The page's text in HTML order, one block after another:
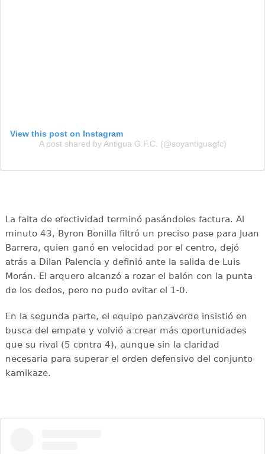
View this post on Instagram
A post shared by Antigua G.F.C. (@soyantiguagfc)
La falta de efectividad terminó pasándoles factura. Al
minuto 43, Byron Bonilla filtró un preciso pase para Juan
Barrera, quien ganó en velocidad por el centro, dejó
atrás a Dilan Palencia y definió ante la salida de Luis
Morán. El arquero alcanzó a rozar el balón con la punta
de los dedos, pero no pudo evitar el 1-0.
En la segunda parte, el equipo panzaverde insistió en
busca del empate y volvió a crear más oportunidades
que su rival (5 contra 4), aunque sin la claridad
necesaria para superar el orden defensivo del conjunto
kamikaze.